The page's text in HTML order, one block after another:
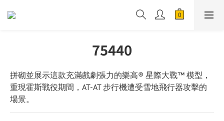
75440
拼砌並展示這款充滿戲劇張力的樂高® 星際大戰™ 模型，
重現霍斯戰役期間，AT-AT 步行機遭受雪地飛行器攻擊的
場景。